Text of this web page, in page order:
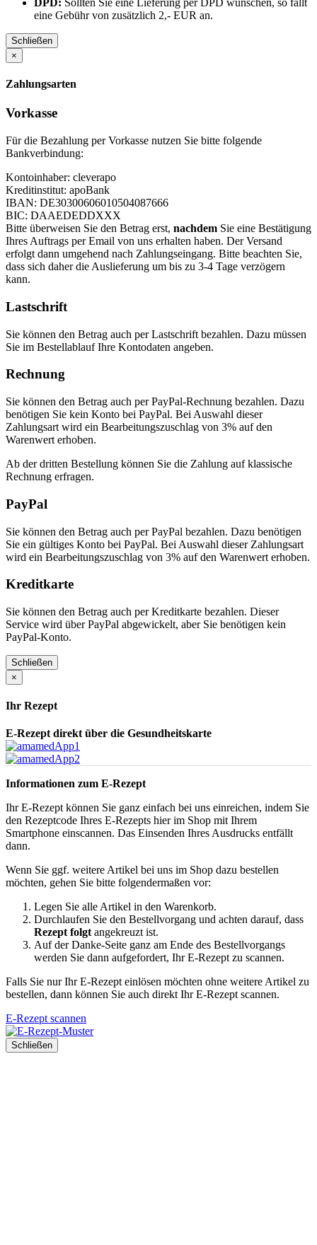
DPD: Sollten Sie eine Lieferung per DPD wünschen, so fällt
eine Gebühr von zusätzlich 2,- EUR an.
Schließen
×
Zahlungsarten
Vorkasse
Für die Bezahlung per Vorkasse nutzen Sie bitte folgende
Bankverbindung:
Kontoinhaber: cleverapo
Kreditinstitut: apoBank
IBAN: DE30300606010504087666
BIC: DAAEDEDDXXX
Bitte überweisen Sie den Betrag erst, nachdem Sie eine Bestätigung
Ihres Auftrags per Email von uns erhalten haben. Der Versand
erfolgt dann umgehend nach Zahlungseingang. Bitte beachten Sie,
dass sich daher die Auslieferung um bis zu 3-4 Tage verzögern
kann.
Lastschrift
Sie können den Betrag auch per Lastschrift bezahlen. Dazu müssen
Sie im Bestellablauf Ihre Kontodaten angeben.
Rechnung
Sie können den Betrag auch per PayPal-Rechnung bezahlen. Dazu
benötigen Sie kein Konto bei PayPal. Bei Auswahl dieser
Zahlungsart wird ein Bearbeitungszuschlag von 3% auf den
Warenwert erhoben.
Ab der dritten Bestellung können Sie die Zahlung auf klassische
Rechnung erfragen.
PayPal
Sie können den Betrag auch per PayPal bezahlen. Dazu benötigen
Sie ein gültiges Konto bei PayPal. Bei Auswahl dieser Zahlungsart
wird ein Bearbeitungszuschlag von 3% auf den Warenwert erhoben.
Kreditkarte
Sie können den Betrag auch per Kreditkarte bezahlen. Dieser
Service wird über PayPal abgewickelt, aber Sie benötigen kein
PayPal-Konto.
Schließen
×
Ihr Rezept
E-Rezept direkt über die Gesundheitskarte
Informationen zum E-Rezept
Ihr E-Rezept können Sie ganz einfach bei uns einreichen, indem Sie
den Rezeptcode Ihres E-Rezepts hier im Shop mit Ihrem
Smartphone einscannen. Das Einsenden Ihres Ausdrucks entfällt
dann.
Wenn Sie ggf. weitere Artikel bei uns im Shop dazu bestellen
möchten, gehen Sie bitte folgendermaßen vor:
Legen Sie alle Artikel in den Warenkorb.
Durchlaufen Sie den Bestellvorgang und achten darauf, dass
Rezept folgtangekreuzt ist.
Auf der Danke-Seite ganz am Ende des Bestellvorgangs
werden Sie dann aufgefordert, Ihr E-Rezept zu scannen.
Falls Sie nur Ihr E-Rezept einlösen möchten ohne weitere Artikel zu
bestellen, dann können Sie auch direkt Ihr E-Rezept scannen.
E-Rezept scannen
Schließen